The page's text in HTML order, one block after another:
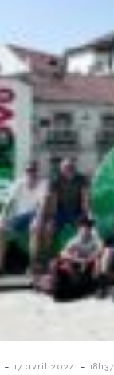
- 17 avril 2024 - 18h37